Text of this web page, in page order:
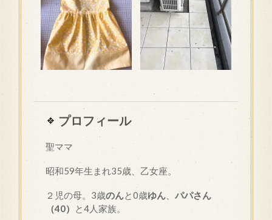
プロフィール
聖ママ
昭和59年生まれ35歳、乙女座。
２児の母。3歳のんと0歳ゆん
パパさん
（40）
と4人家族。